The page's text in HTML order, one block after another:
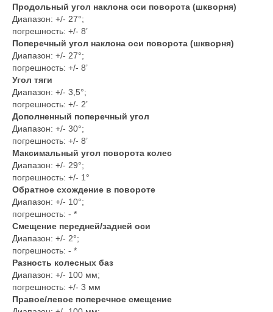
Продольный угол наклона оси поворота (шкворня)
Диапазон: +/- 27°;
погрешность: +/- 8’
Поперечный угол наклона оси поворота (шкворня)
Диапазон: +/- 27°;
погрешность: +/- 8’
Угол тяги
Диапазон: +/- 3,5°;
погрешность: +/- 2’
Дополненный поперечный угол
Диапазон: +/- 30°;
погрешность: +/- 8’
Максимальный угол поворота колес
Диапазон: +/- 29°;
погрешность: +/- 1°
Обратное схождение в повороте
Диапазон: +/- 10°;
погрешность: - *
Смещение передней/задней оси
Диапазон: +/- 2°;
погрешность: - *
Разность колесных баз
Диапазон: +/- 100 мм;
погрешность: +/- 3 мм
Правое/левое поперечное смещение